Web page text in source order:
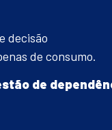
decisão
de consumo.
de